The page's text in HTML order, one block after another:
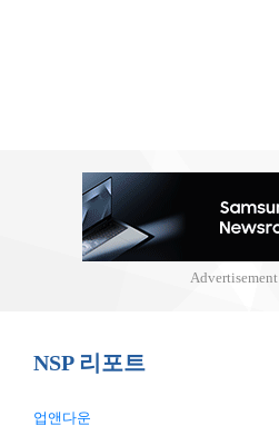
Advertisement
NSP 리포트
업앤다운